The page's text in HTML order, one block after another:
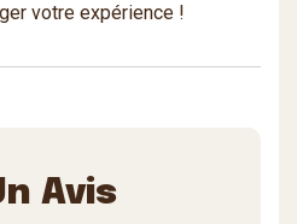
votre expérience !
Avis